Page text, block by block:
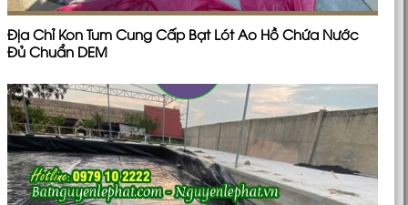
Địa Chỉ Kon Tum Cung Cấp Bạt Lót Ao Hồ Chứa Nước
Đủ Chuẩn DEM